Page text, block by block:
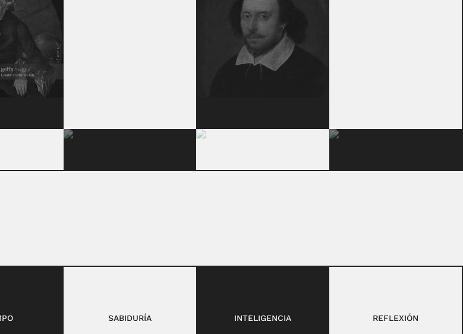
SABIDURÍA INTELIGENCIA REFLEXIÓN